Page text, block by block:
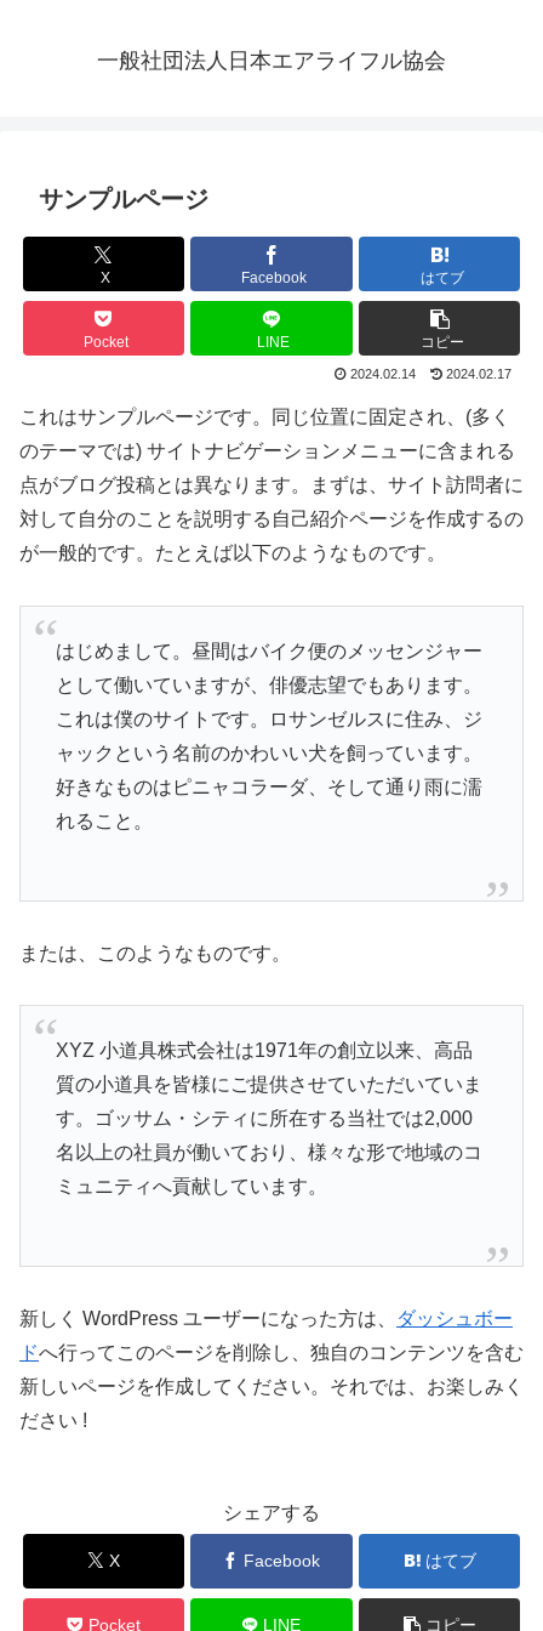
一般社団法人日本エアライフル協会
サンプルページ
X Facebook はてブ
Pocket LINE コピー
2024.02.14 2024.02.17
これはサンプルページです。同じ位置に固定され、(多く
のテーマでは) サイトナビゲーションメニューに含まれる
点がブログ投稿とは異なります。まずは、サイト訪問者に
対して自分のことを説明する自己紹介ページを作成するの
が一般的です。たとえば以下のようなものです。
はじめまして。昼間はバイク便のメッセンジャー
として働いていますが、俳優志望でもあります。
これは僕のサイトです。ロサンゼルスに住み、ジ
ャックという名前のかわいい犬を飼っています。
好きなものはピニャコラーダ、そして通り雨に濡
れること。
または、このようなものです。
XYZ 小道具株式会社は1971年の創立以来、高品
質の小道具を皆様にご提供させていただいていま
す。ゴッサム・シティに所在する当社では2,000
名以上の社員が働いており、様々な形で地域のコ
ミュニティへ貢献しています。
新しく WordPress ユーザーになった方は、
ダッシュボー
ドへ行ってこのページを削除し、独自のコンテンツを含む
新しいページを作成してください。それでは、お楽しみく
ださい !
シェアする
X Facebook はてブ
Pocket LINE コピー